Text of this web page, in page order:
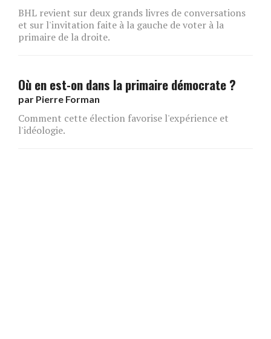
BHL revient sur deux grands livres de conversations
et sur l'invitation faite à la gauche de voter à la
primaire de la droite.
Où en est-on dans la primaire démocrate ?
par Pierre Forman
Comment cette élection favorise l'expérience et
l'idéologie.